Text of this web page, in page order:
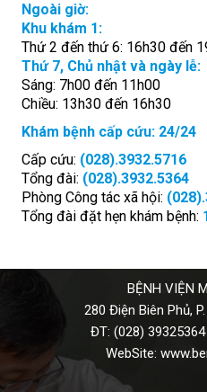
Ngoài giờ:
Khu khám 1:
Thứ 2 đến thứ 6: 16h30 đến
Thứ 7, Chủ nhật và ngày lễ:
Sáng: 7h00 đến 11h00
Chiều: 13h30 đến 16h30
Khám bệnh cấp cứu: 24/24
Cấp cứu: (028).3932.5716
Tổng đài: (028).3932.5364
Phòng Công tác xã hội:
Tổng đài đặt hẹn khám bệnh:
BỆNH VIỆN
280 Điện Biên Phủ,
ĐT: (028) 39325364
WebSite: